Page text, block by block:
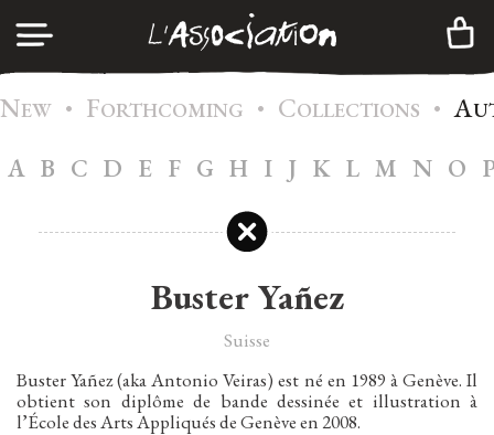
A GENDA
CATALOG
I
C ONTACTS
NEWSLETTER
LOG IN
CREATE AN ACCOUNT
NEW • FORTHCOMING • COLLECTIONS • A
A B C D E F G H I J K L M N O
Buster Yañez
Suisse
Buster Yañez (aka Antonio Veiras) est né en 1989 à Genève. Il
obtient son diplôme de bande dessinée et illustration à
l’École des Arts Appliqués de Genève en 2008.